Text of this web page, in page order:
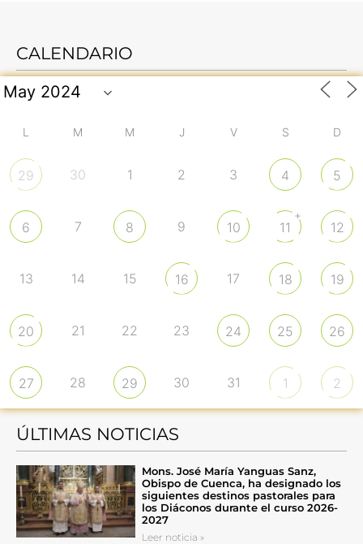
CALENDARIO
L M M J V S D
29 30 1 2 3 4 5
6 7 8 9 10 11
+
12
13 14 15 16 17 18 19
20 21 22 23 24 25 26
27 28 29 30 31 1 2
ÚLTIMAS NOTICIAS
Mons. José María Yanguas Sanz,
Obispo de Cuenca, ha designado los
siguientes destinos pastorales para
los Diáconos durante el curso 2026-
2027
Leer noticia »